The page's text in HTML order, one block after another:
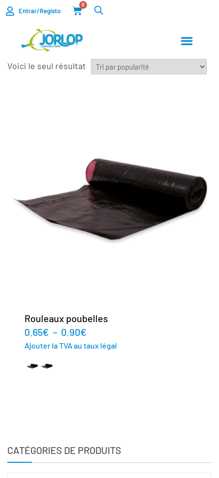
Entrar/Registo
0
Voici le seul résultat
Rouleaux poubelles
0.65€ – 0.90€
Ajouter la TVA au taux légal
CATÉGORIES DE PRODUITS